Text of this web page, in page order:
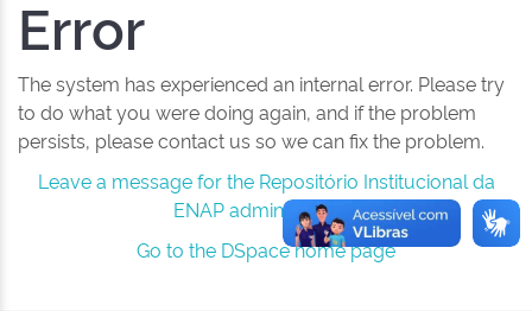
Error
The system has experienced an internal error. Please try
to do what you were doing again, and if the problem
persists, please contact us so we can fix the problem.
Leave a message for the Repositório Institucional da
ENAP administrators.
Go to the DSpace home page